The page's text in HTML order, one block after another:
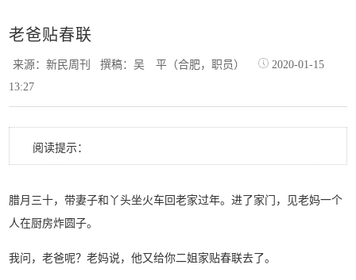
老爸贴春联
来源：新民周刊撰稿：吴 平（合肥，职员）
2020-01-15
13:27
阅读提示：
腊月三十，带妻子和丫头坐火车回老家过年。进了家门，见老妈一个
人在厨房炸圆子。
我问，老爸呢？老妈说，他又给你二姐家贴春联去了。